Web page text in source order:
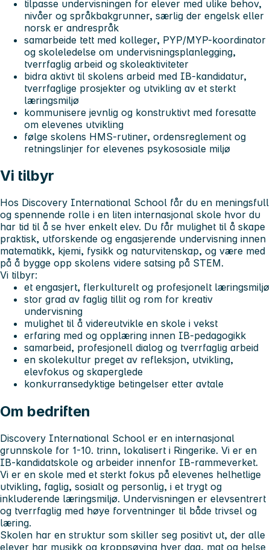
tilpasse undervisningen for elever med ulike behov,
nivåer og språkbakgrunner, særlig der engelsk eller
norsk er andrespråk
samarbeide tett med kolleger, PYP/MYP-koordinator
og skoleledelse om undervisningsplanlegging,
tverrfaglig arbeid og skoleaktiviteter
bidra aktivt til skolens arbeid med IB-kandidatur,
tverrfaglige prosjekter og utvikling av et sterkt
læringsmiljø
kommunisere jevnlig og konstruktivt med foresatte
om elevenes utvikling
følge skolens HMS-rutiner, ordensreglement og
retningslinjer for elevenes psykososiale miljø
Vi tilbyr
Hos Discovery International School får du en meningsfull
og spennende rolle i en liten internasjonal skole hvor du
har tid til å se hver enkelt elev. Du får mulighet til å skape
praktisk, utforskende og engasjerende undervisning innen
matematikk, kjemi, fysikk og naturvitenskap, og være med
på å bygge opp skolens videre satsing på STEM.
Vi tilbyr:
et engasjert, flerkulturelt og profesjonelt læringsmiljø
stor grad av faglig tillit og rom for kreativ
undervisning
mulighet til å videreutvikle en skole i vekst
erfaring med og opplæring innen IB-pedagogikk
samarbeid, profesjonell dialog og tverrfaglig arbeid
en skolekultur preget av refleksjon, utvikling,
elevfokus og skaperglede
konkurransedyktige betingelser etter avtale
Om bedriften
Discovery International School er en internasjonal
grunnskole for 1-10. trinn, lokalisert i Ringerike. Vi er en
IB-kandidatskole og arbeider innenfor IB-rammeverket.
Vi er en skole med et sterkt fokus på elevenes helhetlige
utvikling, faglig, sosialt og personlig, i et trygt og
inkluderende læringsmiljø. Undervisningen er elevsentrert
og tverrfaglig med høye forventninger til både trivsel og
læring.
Skolen har en struktur som skiller seg positivt ut, der alle
elever har musikk og kroppsøving hver dag, mat og helse